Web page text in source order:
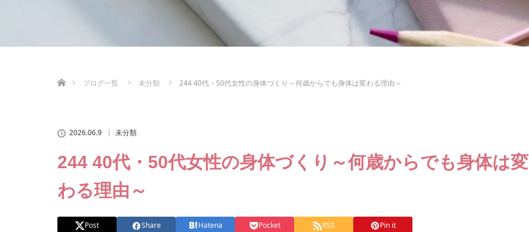
ブログ一覧
未分類 244 40代・50代女性の身体づくり～何歳からでも身体は変わる理由～
2026.06.9 未分類
244 40代・50代女性の身体づくり～何歳からでも身体は変
わる理由～
Post Share Hatena Pocket RSS Pin it